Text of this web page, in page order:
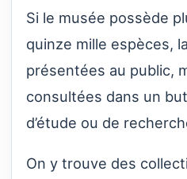
Si le musée possède
quinze mille espèces,
présentées au public,
consultées dans un
d’étude ou de
On y trouve des